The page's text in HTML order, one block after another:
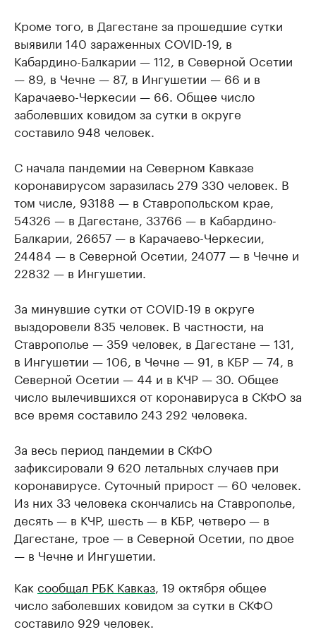
Кроме того, в Дагестане за прошедшие сутки
выявили 140 зараженных COVID-19, в
Кабардино-Балкарии — 112, в Северной Осетии
— 89, в Чечне — 87, в Ингушетии — 66 и в
Карачаево-Черкесии — 66. Общее число
заболевших ковидом за сутки в округе
составило 948 человек.
С начала пандемии на Северном Кавказе
коронавирусом заразилась 279 330 человек. В
том числе, 93188 — в Ставропольском крае,
54326 — в Дагестане, 33766 — в Кабардино-
Балкарии, 26657 — в Карачаево-Черкесии,
24484 — в Северной Осетии, 24077 — в Чечне и
22832 — в Ингушетии.
За минувшие сутки от COVID-19 в округе
выздоровели 835 человек. В частности, на
Ставрополье — 359 человек, в Дагестане — 131,
в Ингушетии — 106, в Чечне — 91, в КБР — 74, в
Северной Осетии — 44 и в КЧР — 30. Общее
число вылечившихся от коронавируса в СКФО за
все время составило 243 292 человека.
За весь период пандемии в СКФО
зафиксировали 9 620 летальных случаев при
коронавирусе. Суточный прирост — 60 человек.
Из них 33 человека скончались на Ставрополье,
десять — в КЧР, шесть — в КБР, четверо — в
Дагестане, трое — в Северной Осетии, по двое
— в Чечне и Ингушетии.
Как сообщал РБК Кавказ, 19 октября общее
число заболевших ковидом за сутки в СКФО
составило 929 человек.